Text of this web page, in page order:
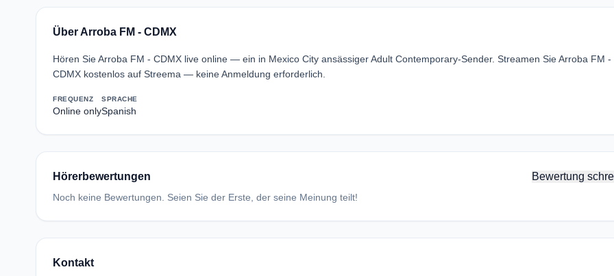
Über Arroba FM - CDMX
Hören Sie Arroba FM - CDMX live online — ein in Mexico City ansässiger Adult Contemporary-Sender. Streamen Sie Arroba FM -
CDMX kostenlos auf Streema — keine Anmeldung erforderlich.
FREQUENZ
Online only
SPRACHE
Spanish
Hörerbewertungen Bewertung
Noch keine Bewertungen. Seien Sie der Erste, der seine Meinung teilt!
Kontakt